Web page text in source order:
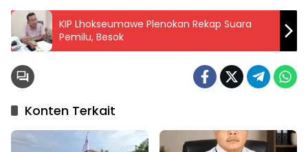
KIP Lhokseumawe Plenokan Rekap Suara
Pemilu, Besok
Konten Terkait